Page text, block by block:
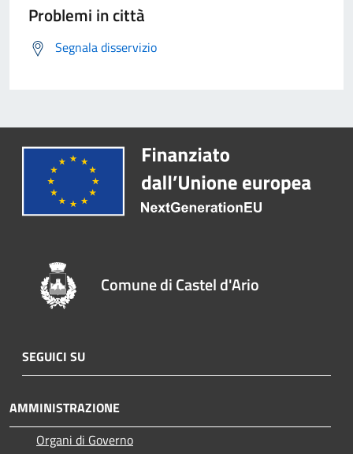
Problemi in città
Segnala disservizio
Comune di Castel d'Ario
SEGUICI SU
AMMINISTRAZIONE
Organi di Governo